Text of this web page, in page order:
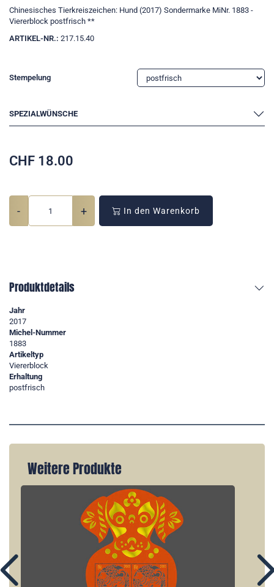
Chinesisches Tierkreiszeichen: Hund (2017) Sondermarke MiNr. 1883 -
Viererblock postfrisch **
ARTIKEL-NR.: 217.15.40
Stempelung
SPEZIALWÜNSCHE
CHF 18.00
- + In den Warenkorb
Produktdetails
Jahr
2017
Michel-Nummer
1883
Artikeltyp
Viererblock
Erhaltung
postfrisch
Weitere Produkte